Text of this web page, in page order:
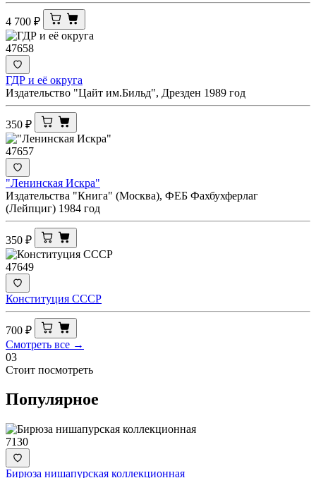
4 700 ₽
47658
ГДР и её округа
Издательство "Цайт им.Бильд", Дрезден 1989 год
350 ₽
47657
"Ленинская Искра"
Издательства "Книга" (Москва), ФЕБ Фахбухферлаг
(Лейпциг) 1984 год
350 ₽
47649
Конституция СССР
700 ₽
Смотреть все →
03
Стоит посмотреть
Популярное
7130
Бирюза нишапурская коллекционная